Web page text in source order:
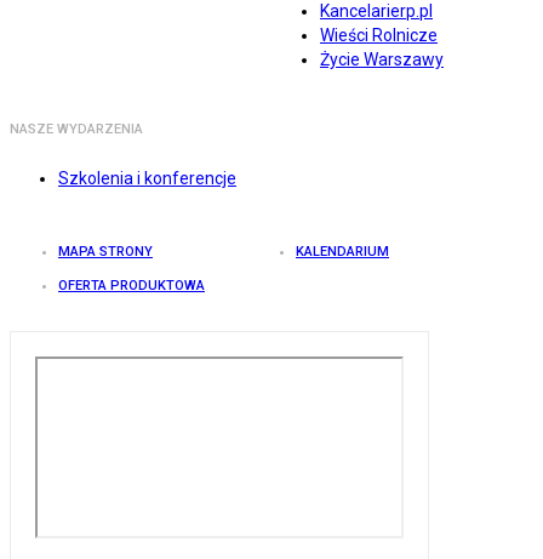
Kancelarierp.pl
Wieści Rolnicze
Życie Warszawy
NASZE WYDARZENIA
Szkolenia i konferencje
MAPA STRONY KALENDARIUM
OFERTA PRODUKTOWA